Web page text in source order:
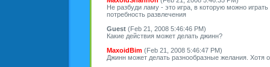
Не разбуди ламу - это игра, в которую можно
потребность развлечения
Guest (Feb 21, 2008 5:46:46 PM)
Какие действия может делать джинн?
MaxoidBim (Feb 21, 2008 5:46:47 PM)
Джинн может делать разнообразные желания. Хотя